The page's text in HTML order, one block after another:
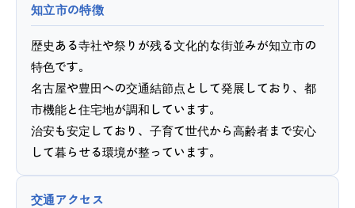
知立市の特徴
歴史ある寺社や祭りが残る文化的な街並みが知立市の
特色です。
名古屋や豊田への交通結節点として発展しており、都
市機能と住宅地が調和しています。
治安も安定しており、子育て世代から高齢者まで安心
して暮らせる環境が整っています。
交通アクセス